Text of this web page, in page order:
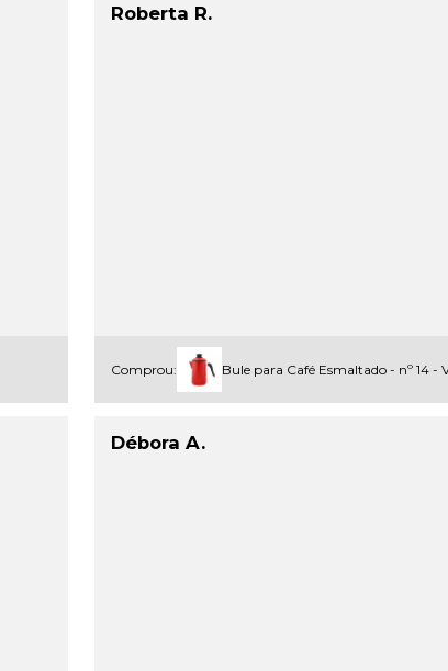
Roberta R.
Comprou: Bule para Café Esmaltado - nº 14 -
Débora A.